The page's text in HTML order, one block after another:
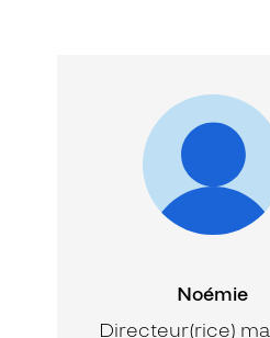
Noémie
Directeur(rice)